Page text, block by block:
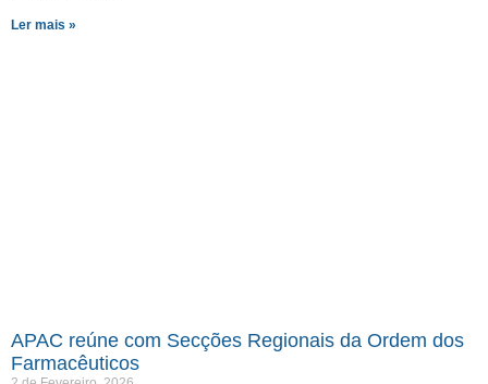
Ler mais »
APAC reúne com Secções Regionais da Ordem dos
Farmacêuticos